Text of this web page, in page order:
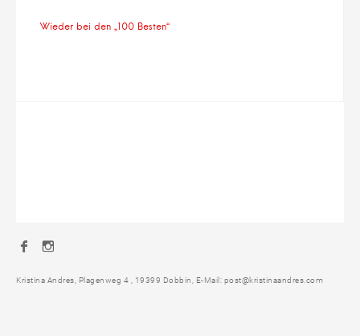
Wieder bei den „100 Besten“
Facebook
Kristina Andres, Plagenweg 4 , 19399 Dobbin, E-Mail: post@kristinaandres.com